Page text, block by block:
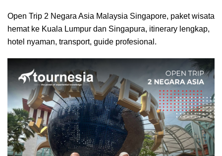
Open Trip 2 Negara Asia Malaysia Singapore, paket wisata
hemat ke Kuala Lumpur dan Singapura, itinerary lengkap,
hotel nyaman, transport, guide profesional.